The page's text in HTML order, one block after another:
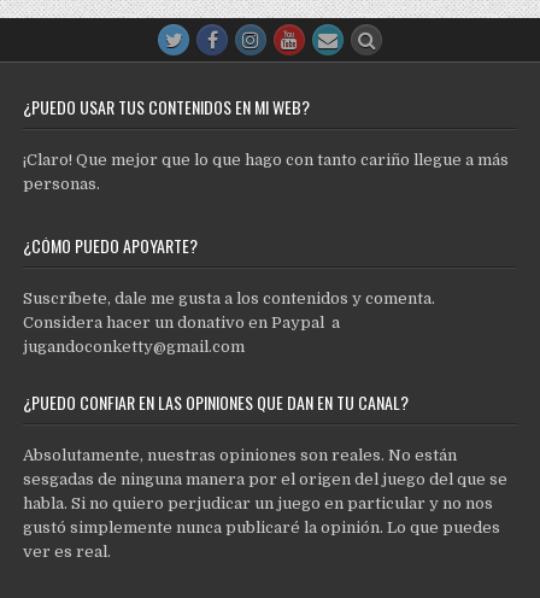
¿PUEDO USAR TUS CONTENIDOS EN MI WEB?
¡Claro! Que mejor que lo que hago con tanto cariño llegue a más
personas.
¿CÓMO PUEDO APOYARTE?
Suscríbete, dale me gusta a los contenidos y comenta.
Considera hacer un donativo en Paypal a
jugandoconketty@gmail.com
¿PUEDO CONFIAR EN LAS OPINIONES QUE DAN EN TU CANAL?
Absolutamente, nuestras opiniones son reales. No están
sesgadas de ninguna manera por el origen del juego del que se
habla. Si no quiero perjudicar un juego en particular y no nos
gustó simplemente nunca publicaré la opinión. Lo que puedes
ver es real.